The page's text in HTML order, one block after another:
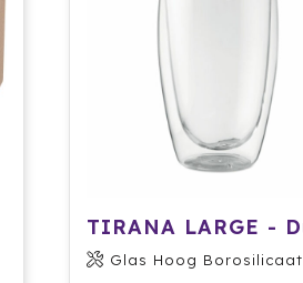
Glas Hoog Borosilicaat